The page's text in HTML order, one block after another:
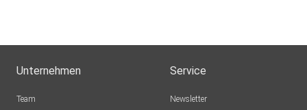
Unternehmen
Team
Service
Newsletter